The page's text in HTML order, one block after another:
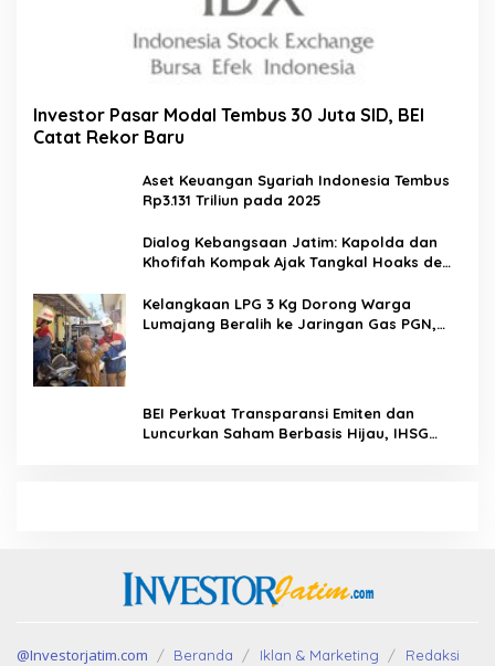
Investor Pasar Modal Tembus 30 Juta SID, BEI
Catat Rekor Baru
Aset Keuangan Syariah Indonesia Tembus
Rp3.131 Triliun pada 2025
Dialog Kebangsaan Jatim: Kapolda dan
Khofifah Kompak Ajak Tangkal Hoaks demi
Kelangkaan LPG 3 Kg Dorong Warga
Lumajang Beralih ke Jaringan Gas PGN,
BEI Perkuat Transparansi Emiten dan
Luncurkan Saham Berbasis Hijau, IHSG
@Investorjatim.com Beranda Iklan & Marketing Redaksi